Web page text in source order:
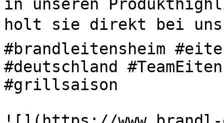
in unseren
holt sie direkt bei uns
#brandleitensheim
#deutschland
#grillsaison